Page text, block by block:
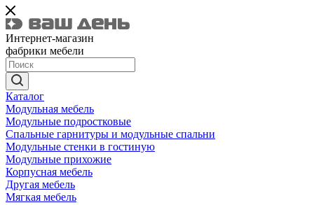
Интернет-магазин
фабрики мебели
Каталог
Модульная мебель
Модульные подростковые
Спальные гарнитуры и модульные спальни
Модульные стенки в гостиную
Модульные прихожие
Корпусная мебель
Другая мебель
Мягкая мебель